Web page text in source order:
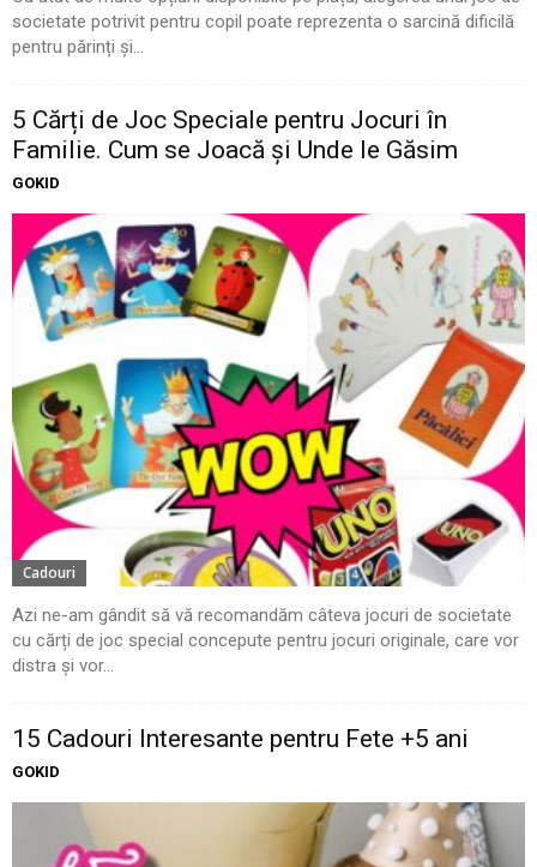
societate potrivit pentru copil poate reprezenta o sarcină dificilă
pentru părinți și...
5 Cărți de Joc Speciale pentru Jocuri în
Familie. Cum se Joacă și Unde le Găsim
GOKID
Cadouri
Azi ne-am gândit să vă recomandăm câteva jocuri de societate
cu cărți de joc special concepute pentru jocuri originale, care vor
distra și vor...
15 Cadouri Interesante pentru Fete +5 ani
GOKID